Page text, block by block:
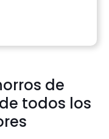
de
todos los